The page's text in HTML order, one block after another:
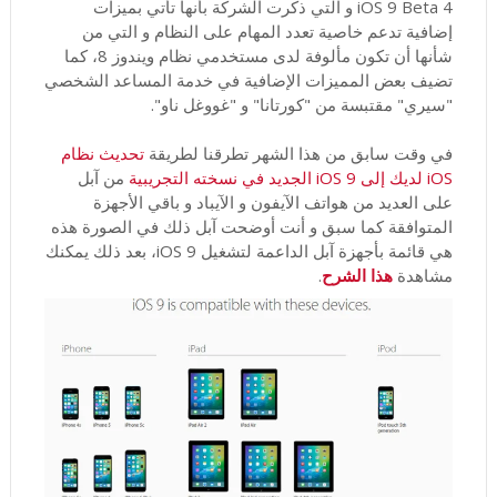
iOS 9 Beta 4 و التي ذكرت الشركة بأنها تأتي بميزات
إضافية تدعم خاصية تعدد المهام على النظام و التي من
شأنها أن تكون مألوفة لدى مستخدمي نظام ويندوز 8، كما
تضيف بعض المميزات الإضافية في خدمة المساعد الشخصي
"سيري" مقتبسة من "كورتانا" و "غووغل ناو".
في وقت سابق من هذا الشهر تطرقنا لطريقة تحديث نظام
iOS لديك إلى iOS 9 الجديد في نسخته التجريبية
من آبل
على العديد من هواتف الآيفون و الآيباد و باقي الأجهزة
المتوافقة كما سبق و أنت أوضحت آبل ذلك في الصورة هذه
هي قائمة بأجهزة آبل الداعمة لتشغيل iOS 9، بعد ذلك يمكنك
مشاهدة هذا الشرح.